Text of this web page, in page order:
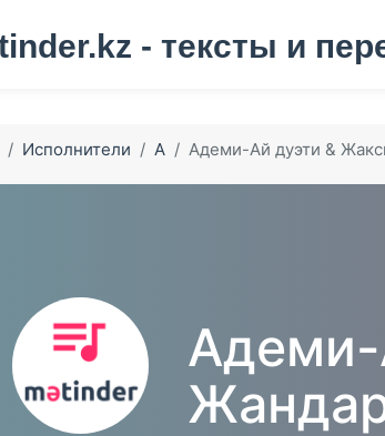
Исполнители А Адеми-Ай дуэти &